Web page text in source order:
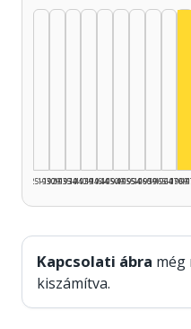
1925–1929
1930–1934
1935–1939
1940–1944
1945–1949
1950–1954
1955–1959
1960–1964
1965–1969
Kapcsolati ábra még
kiszámítva.